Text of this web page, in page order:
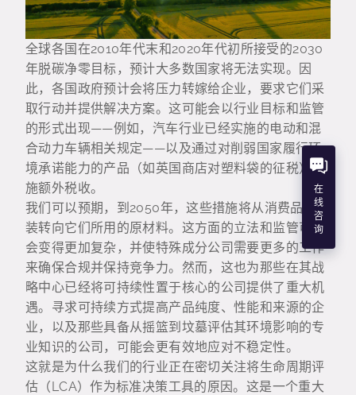
全球各国在2010年代末和2020年代初所接受的2030
年脱碳净零目标，预计大多数国家将无法实现。因
此，各国政府预计会将压力转嫁给企业，要求它们采
取行动并提供解决方案。这可能会以行业目标和监管
的形式出现——例如，汽车行业已经实施的电动和混
合动力车辆相关规定——以及通过对削弱国家履行环
境承诺能力的产品（如英国商店对塑料袋的征税）实
施额外税收。
我们可以预期，到2050年，这些措施将从消费品的包
装转向它们所用的原材料。这方面的立法和监管可能
会变得更加复杂，并使特殊成分公司需要更多的工作
来确保合规并保持竞争力。然而，这也为那些在其战
略中心已经将可持续性置于核心的公司提供了重大机
遇。寻求可持续方式提高产品纯度、性能和来源的企
业，以及那些具备从摇篮到坟墓评估其环境影响的专
业知识的公司，可能会更有效地应对不稳定性。
这就是为什么我们的行业正在密切关注将生命周期评
估（LCA）作为标准决策工具的原因。这是一个重大
在
线
咨
询